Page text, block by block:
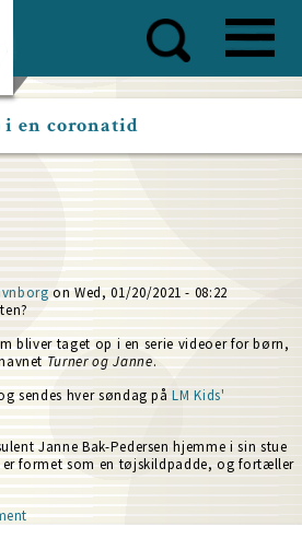
en coronatid
onWed, 01/20/2021 - 08:22
bliver taget op i en serie videoer for børn,
Turner og Janne.
sendes hver søndag påLM Kids'
Janne Bak-Pedersen hjemme i sin stue
er formet som en tøjskildpadde, og fortæller